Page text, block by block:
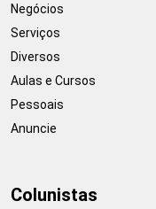
Negócios
Serviços
Diversos
Aulas e Cursos
Pessoais
Anuncie
Colunistas